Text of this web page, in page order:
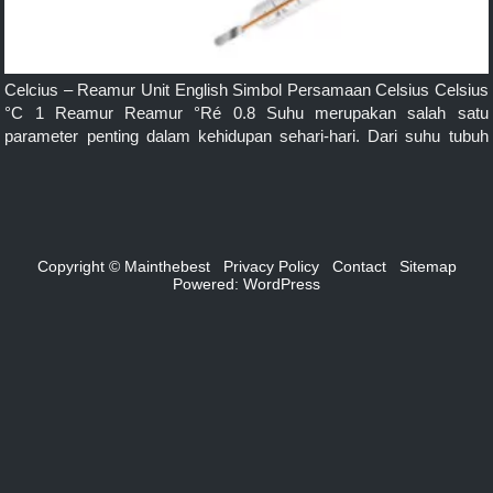
Celcius – Reamur Unit English Simbol Persamaan Celsius Celsius
°C 1 Reamur Reamur °Ré 0.8 Suhu merupakan salah satu
parameter penting dalam kehidupan sehari-hari. Dari suhu tubuh
Copyright © Mainthebest Privacy Policy Contact
Sitemap
Powered: WordPress